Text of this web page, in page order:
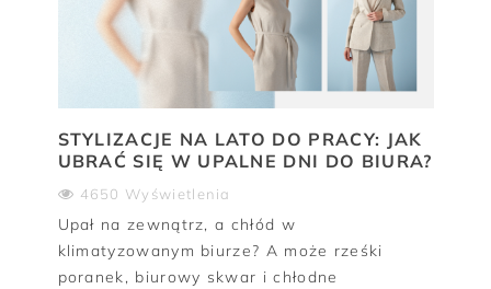
STYLIZACJE NA LATO DO PRACY: JAK
UBRAĆ SIĘ W UPALNE DNI DO BIURA?
4650 Wyświetlenia
Upał na zewnątrz, a chłód w
klimatyzowanym biurze? A może rześki
poranek, biurowy skwar i chłodne